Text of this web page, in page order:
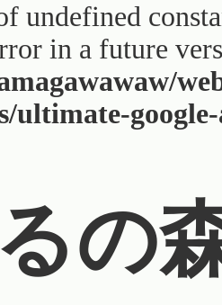
undefined
in a future
ultimate-
の